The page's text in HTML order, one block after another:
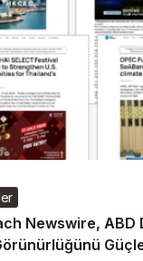
Newswire, ABD